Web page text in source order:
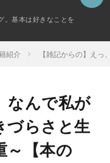
。基本は好きなことを
【資
紹介 【雑記からの】え
なんで私が
づらさと生
～【本の